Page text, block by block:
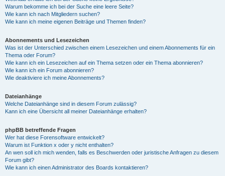
Warum bekomme ich bei der Suche eine leere Seite?
Wie kann ich nach Mitgliedern suchen?
Wie kann ich meine eigenen Beiträge und Themen finden?
Abonnements und Lesezeichen
Was ist der Unterschied zwischen einem Lesezeichen und einem Abonnements für ein
Thema oder Forum?
Wie kann ich ein Lesezeichen auf ein Thema setzen oder ein Thema abonnieren?
Wie kann ich ein Forum abonnieren?
Wie deaktiviere ich meine Abonnements?
Dateianhänge
Welche Dateianhänge sind in diesem Forum zulässig?
Kann ich eine Übersicht all meiner Dateianhänge erhalten?
phpBB betreffende Fragen
Wer hat diese Forensoftware entwickelt?
Warum ist Funktion x oder y nicht enthalten?
An wen soll ich mich wenden, falls es Beschwerden oder juristische Anfragen zu diesem
Forum gibt?
Wie kann ich einen Administrator des Boards kontaktieren?